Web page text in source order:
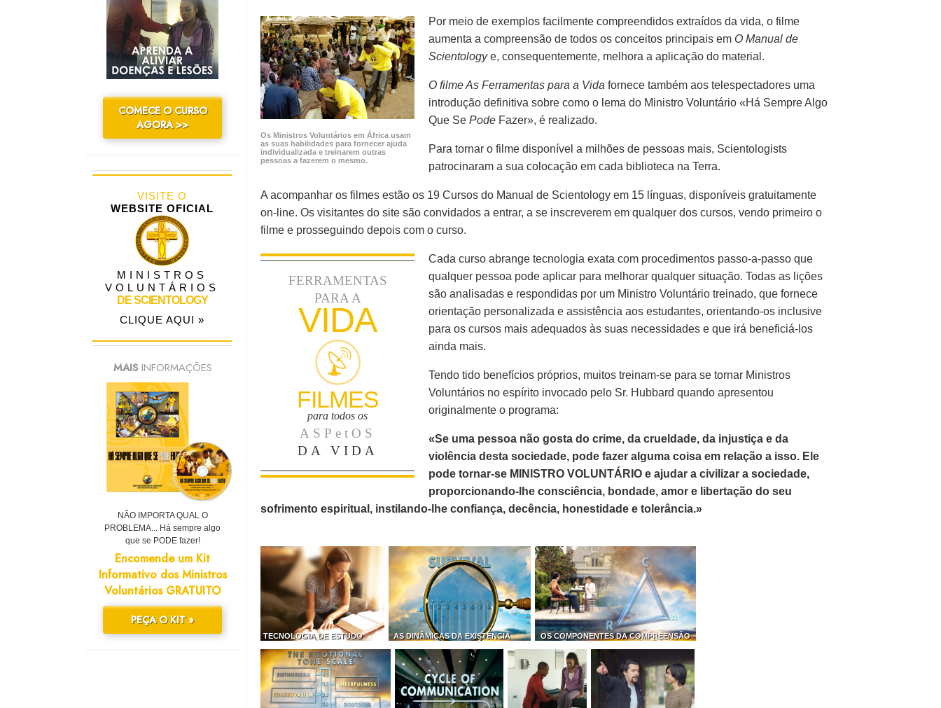
Os Ministros Voluntários em África usam
as suas habilidades para fornecer ajuda
individualizada e treinarem outras
pessoas a fazerem o mesmo.
Por meio de exemplos facilmente compreendidos extraídos da vida, o filme
aumenta a compreensão de todos os conceitos principais em O Manual de
Scientologye, consequentemente, melhora a aplicação do material.
O filme As Ferramentas para a Vida fornece também aos telespectadores uma
introdução definitiva sobre como o lema do Ministro Voluntário «Há Sempre Algo
Que Se Pode Fazer», é realizado.
Para tornar o filme disponível a milhões de pessoas mais, Scientologists
patrocinaram a sua colocação em cada biblioteca na Terra.
A acompanhar os filmes estão os 19 Cursos do Manual de Scientology em 15 línguas, disponíveis gratuitamente
on-line. Os visitantes do site são convidados a entrar, a se inscreverem em qualquer dos cursos, vendo primeiro o
filme e prosseguindo depois com o curso.
FERRAMENTAS
PARA A
VIDA
FILMES
para todos os
ASPetOS
DA VIDA
Cada curso abrange tecnologia exata com procedimentos passo-a-passo que
qualquer pessoa pode aplicar para melhorar qualquer situação. Todas as lições
são analisadas e respondidas por um Ministro Voluntário treinado, que fornece
orientação personalizada e assistência aos estudantes, orientando-os inclusive
para os cursos mais adequados às suas necessidades e que irá beneficiá-los
ainda mais.
Tendo tido benefícios próprios, muitos treinam-se para se tornar Ministros
Voluntários no espírito invocado pelo Sr. Hubbard quando apresentou
originalmente o programa:
«Se uma pessoa não gosta do crime, da crueldade, da injustiça e da
violência desta sociedade, pode fazer alguma coisa em relação a isso. Ele
pode tornar-se MINISTRO VOLUNTÁRIO e ajudar a civilizar a sociedade,
proporcionando-lhe consciência, bondade, amor e libertação do seu
sofrimento espiritual, instilando-lhe confiança, decência, honestidade e tolerância.»
TECNOLOGIA DE ESTUDO AS DINÂMICAS DA EXISTÊNCIA OS COMPONENTES DA COMPREENSÃO
COMECE O CURSO
AGORA >>
VISITE O
WEBSITE OFICIAL
MINISTROS
VOLUNTÁRIOS
DE SCIENTOLOGY
CLIQUE AQUI »
MAIS INFORMAÇÕES
NÃO IMPORTA QUAL O
PROBLEMA... Há sempre algo
que se PODE fazer!
Encomende um Kit
Informativo dos Ministros
Voluntários GRATUITO
PEÇA O KIT »